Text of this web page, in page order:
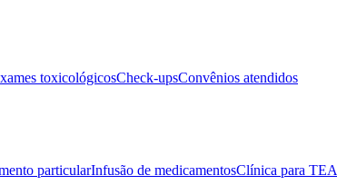
toxicológicosCheck-upsConvênios atendidos
particularInfusão de medicamentosClínica para TEA